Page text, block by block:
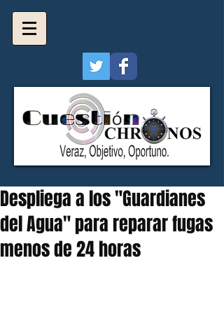
Despliega a los "Guardianes
del Agua" para reparar fugas
menos de 24 horas